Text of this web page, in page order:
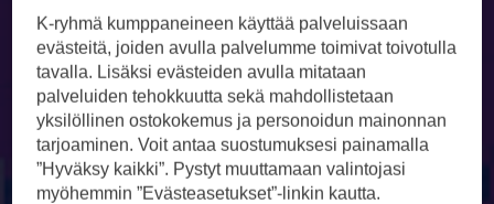
K-ryhmä kumppaneineen käyttää palveluissaan
evästeitä, joiden avulla palvelumme toimivat toivotulla
tavalla. Lisäksi evästeiden avulla mitataan
palveluiden tehokkuutta sekä mahdollistetaan
yksilöllinen ostokokemus ja personoidun mainonnan
tarjoaminen. Voit antaa suostumuksesi painamalla
”Hyväksy kaikki”. Pystyt muuttamaan valintojasi
myöhemmin ”Evästeasetukset”-linkin kautta.